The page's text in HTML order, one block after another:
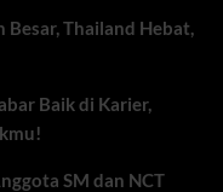
Thailand Hebat,
Baik di Karier,
SM dan NCT